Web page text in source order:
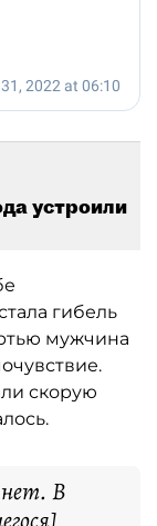
устроили
гибель
мужчина
скорую
нет. В